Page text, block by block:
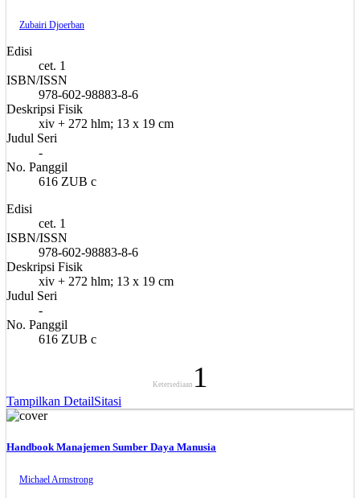
Zubairi Djoerban
Edisi
cet. 1
ISBN/ISSN
978-602-98883-8-6
Deskripsi Fisik
xiv + 272 hlm; 13 x 19 cm
Judul Seri
-
No. Panggil
616 ZUB c
Edisi
cet. 1
ISBN/ISSN
978-602-98883-8-6
Deskripsi Fisik
xiv + 272 hlm; 13 x 19 cm
Judul Seri
-
No. Panggil
616 ZUB c
Ketersediaan 1
Tampilkan DetailSitasi
Handbook Manajemen Sumber Daya Manusia
Michael Armstrong